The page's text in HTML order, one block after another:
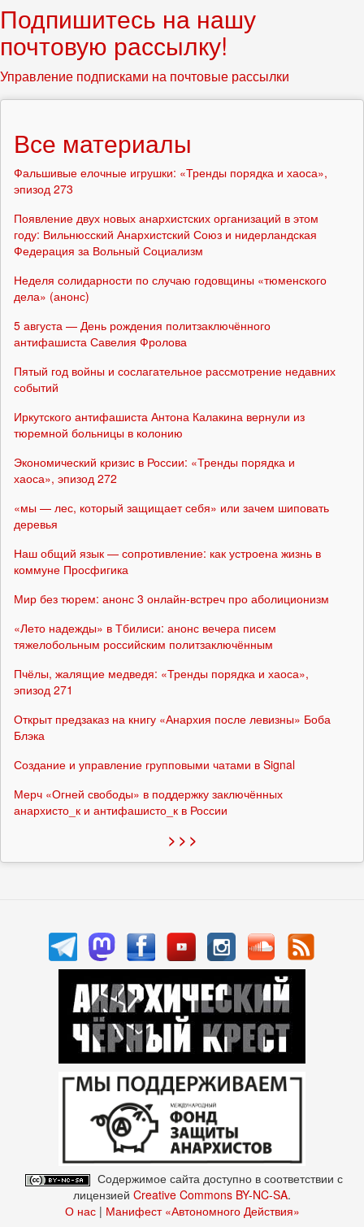
Подпишитесь на нашу
почтовую рассылку!
Управление подписками на почтовые рассылки
Все материалы
Фальшивые елочные игрушки: «Тренды порядка и хаоса»,
эпизод 273
Появление двух новых анархистских организаций в этом
году: Вильнюсский Анархистский Союз и нидерландская
Федерация за Вольный Социализм
Неделя солидарности по случаю годовщины «тюменского
дела» (анонс)
5 августа — День рождения политзаключённого
антифашиста Савелия Фролова
Пятый год войны и сослагательное рассмотрение недавних
событий
Иркутского антифашиста Антона Калакина вернули из
тюремной больницы в колонию
Экономический кризис в России: «Тренды порядка и
хаоса», эпизод 272
«мы — лес, который защищает себя» или зачем шиповать
деревья
Наш общий язык — сопротивление: как устроена жизнь в
коммуне Просфигика
Мир без тюрем: анонс 3 онлайн-встреч про аболиционизм
«Лето надежды» в Тбилиси: анонс вечера писем
тяжелобольным российским политзаключённым
Пчёлы, жалящие медведя: «Тренды порядка и хаоса»,
эпизод 271
Открыт предзаказ на книгу «Анархия после левизны» Боба
Блэка
Создание и управление групповыми чатами в Signal
Мерч «Огней свободы» в поддержку заключённых
анархисто_к и антифашисто_к в России
> > >
Содержимое сайта доступно в соответствии с
лицензией Creative Commons BY-NC-SA.
О нас| Манифест «Автономного Действия»